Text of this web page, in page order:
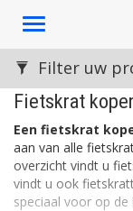
Toggle
Fietskrat
Een fietskrat
aan van alle
overzicht vindt u
vindt u ook
speciaal voor op de
Filter uw